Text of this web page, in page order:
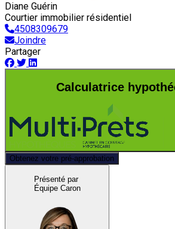
Diane Guérin
Courtier immobilier résidentiel
4508309679
Joindre
Partager
Calculatrice
Obtenez votre pré-approbation
Présenté par
Équipe Caron